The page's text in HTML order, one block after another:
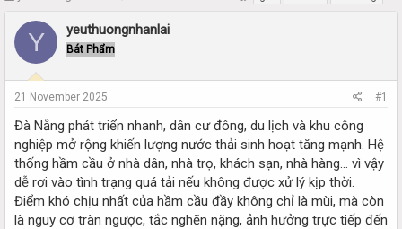
r
a
s
a
r
t
e
r
a
e
Y yeuthuongnhanlai
Bát Phẩm
21 November 2025 #1
Đà Nẵng phát triển nhanh, dân cư đông, du lịch và khu công
nghiệp mở rộng khiến lượng nước thải sinh hoạt tăng mạnh. Hệ
thống hầm cầu ở nhà dân, nhà trọ, khách sạn, nhà hàng… vì vậy
dễ rơi vào tình trạng quá tải nếu không được xử lý kịp thời.
Điểm khó chịu nhất của hầm cầu đầy không chỉ là mùi, mà còn
là nguy cơ tràn ngược, tắc nghẽn nặng, ảnh hưởng trực tiếp đến